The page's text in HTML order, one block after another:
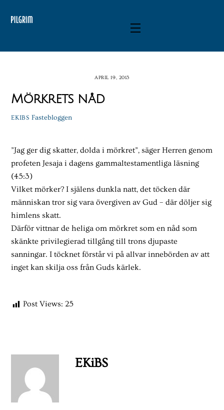
Menu
APRIL 19, 2013
Mörkrets nåd
EKIBS Fastebloggen
”Jag ger dig skatter, dolda i mörkret”, säger Herren genom
profeten Jesaja i dagens gammaltestamentliga läsning
(45:3)
Vilket mörker? I själens dunkla natt, det töcken där
människan tror sig vara övergiven av Gud – där döljer sig
himlens skatt.
Därför vittnar de heliga om mörkret som en nåd som
skänkte privilegierad tillgång till trons djupaste
sanningar. I töcknet förstår vi på allvar innebörden av att
inget kan skilja oss från Guds kärlek.
Post Views: 25
EKiBS